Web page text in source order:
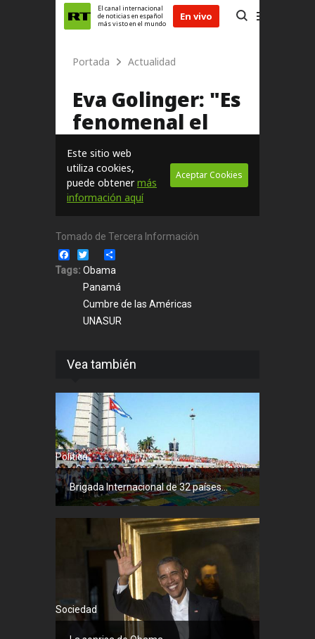
Tomado de Tercera Información
Facebook
Twitter
Tags: Obama
Panamá
Cumbre de las Américas
UNASUR
Vea también
Política
Brigada Internacional de 32 países...
Sociedad